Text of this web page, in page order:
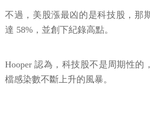
不過，美股漲最凶的是科技股，那
達 58%，並創下紀錄高點。
Hooper 認為，科技股不是周期性的
檔感染數不斷上升的風暴。